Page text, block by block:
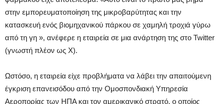
στην εμπορευματοποίηση της μικροβαρύτητας και την
κατασκευή ενός βιομηχανικού πάρκου σε χαμηλή τροχιά γύρω
από τη γη », ανέφερε η εταιρεία σε μια ανάρτηση της στο Twitter
(γνωστή πλέον ως X).
Ωστόσο, η εταιρεία είχε προβλήματα να λάβει την απαιτούμενη
έγκριση επανεισόδου από την Ομοσπονδιακή Υπηρεσία
Αεροπορίας των ΗΠΑ και τον αμερικανικό στρατό, ο οποίος